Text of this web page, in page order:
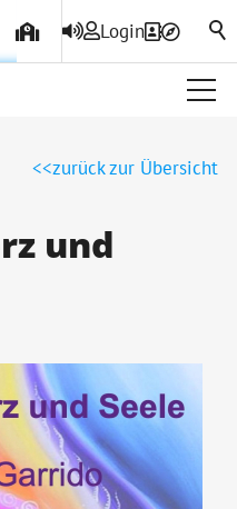
Login
zurück zur Übersicht
und